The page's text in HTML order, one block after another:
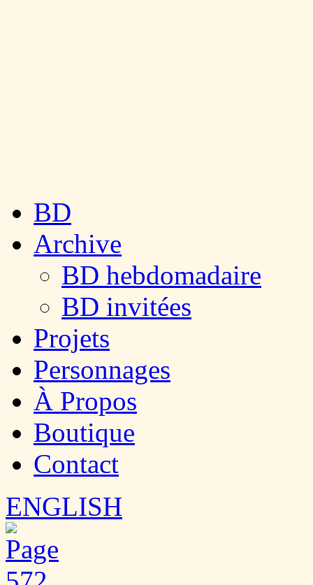
BD
Archive
BD hebdomadaire
BD invitées
Projets
Personnages
À Propos
Boutique
Contact
ENGLISH